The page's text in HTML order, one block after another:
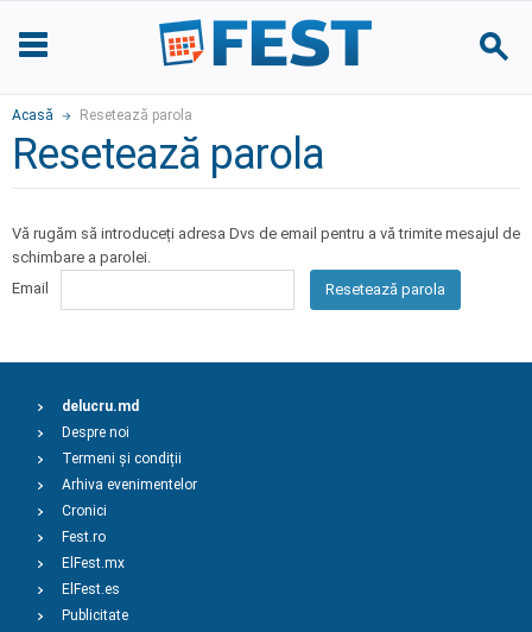
Acasă Resetează parola
Resetează parola
Vă rugăm să introduceți adresa Dvs de email pentru a vă trimite mesajul de
schimbare a parolei.
Email
Resetează parola
delucru.md
Despre noi
Termeni și condiții
Arhiva evenimentelor
Cronici
Fest.ro
ElFest.mx
ElFest.es
Publicitate